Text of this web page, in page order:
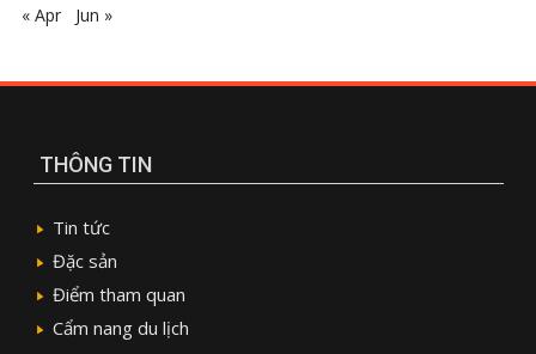
« Apr Jun »
THÔNG TIN
Tin tức
Đặc sản
Điểm tham quan
Cẩm nang du lịch